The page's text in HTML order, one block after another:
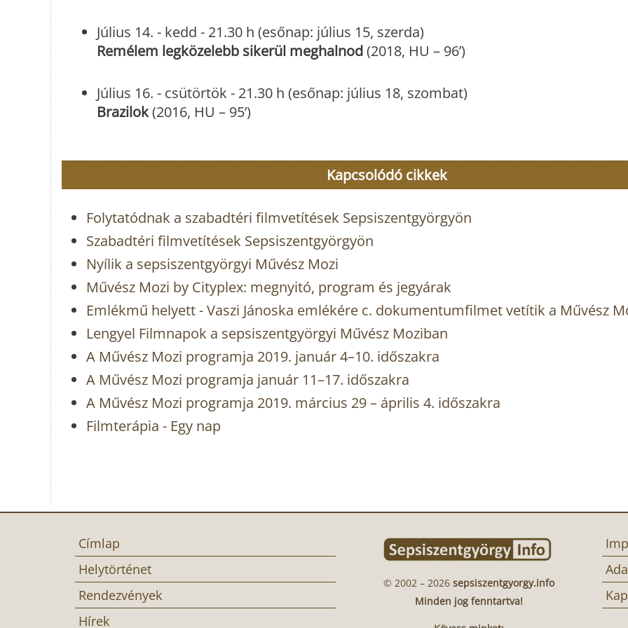
Július 14. - kedd - 21.30 h (esőnap: július 15, szerda)
Remélem legközelebb sikerül meghalnod(2018, HU – 96’)
Július 16. - csütörtök - 21.30 h (esőnap: július 18, szombat)
Brazilok(2016, HU – 95’)
Kapcsolódó cikkek
Folytatódnak a szabadtéri filmvetítések Sepsiszentgyörgyön
Szabadtéri filmvetítések Sepsiszentgyörgyön
Nyílik a sepsiszentgyörgyi Művész Mozi
Művész Mozi by Cityplex: megnyitó, program és jegyárak
Emlékmű helyett - Vaszi Jánoska emlékére c. dokumentumfilmet vetítik a Művész
Lengyel Filmnapok a sepsiszentgyörgyi Művész Moziban
A Művész Mozi programja 2019. január 4–10. időszakra
A Művész Mozi programja január 11–17. időszakra
A Művész Mozi programja 2019. március 29 – április 4. időszakra
Filmterápia - Egy nap
Címlap
Helytörténet
Rendezvények
Hírek
© 2002 – 2026 sepsiszentgyorgy.info
Minden jog fenntartva!